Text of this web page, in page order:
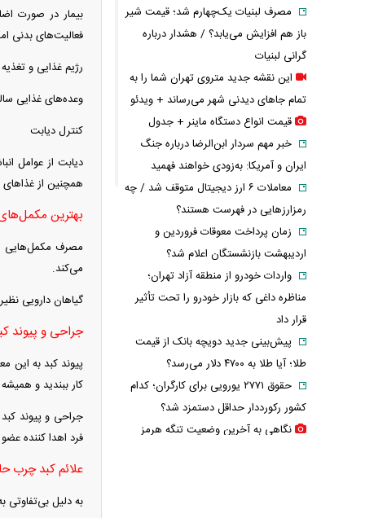
بیمار در صورت
فعالیت‌های بدنی
رژیم غذایی و
وعده‌های غذایی
کنترل دیابت
دیابت از عوامل
همچنین از
بهترین
می‌کند.
گیاهان دارویی
جراحی و پیوند
پیوند کبد به این
کار ببندید و
جراحی و پیوند
فرد اهدا کننده
علائم کبد چرب
به دلیل
مصرف لبنیات یک‌چهارم شد؛ قیمت شیر
باز هم افزایش می‌یابد؟ / هشدار درباره
گرانی لبنیات
این نقشه جدید متروی تهران شما را به
تمام جاهای دیدنی شهر می‌رساند + ویدئو
قیمت انواع دستگاه ماینر + جدول
خبر مهم سردار ابن‌الرضا درباره جنگ
ایران و آمریکا: به‌زودی خواهند فهمید
معاملات ۶ ارز دیجیتال متوقف شد / چه
رمزارزهایی در فهرست هستند؟
زمان پرداخت معوقات فروردین و
اردیبهشت بازنشستگان اعلام شد؟
واردات خودرو از منطقه آزاد تهران؛
مناظره داغی که بازار خودرو را تحت تأثیر
قرار داد
پیش‌بینی جدید دویچه‌ بانک از قیمت
طلا؛ آیا طلا به ۴۷۰۰ دلار می‌رسد؟
حقوق ۲۷۷۱ یورویی برای کارگران؛ کدام
کشور رکورددار حداقل دستمزد شد؟
نگاهی به آخرین وضعیت تنگه هرمز